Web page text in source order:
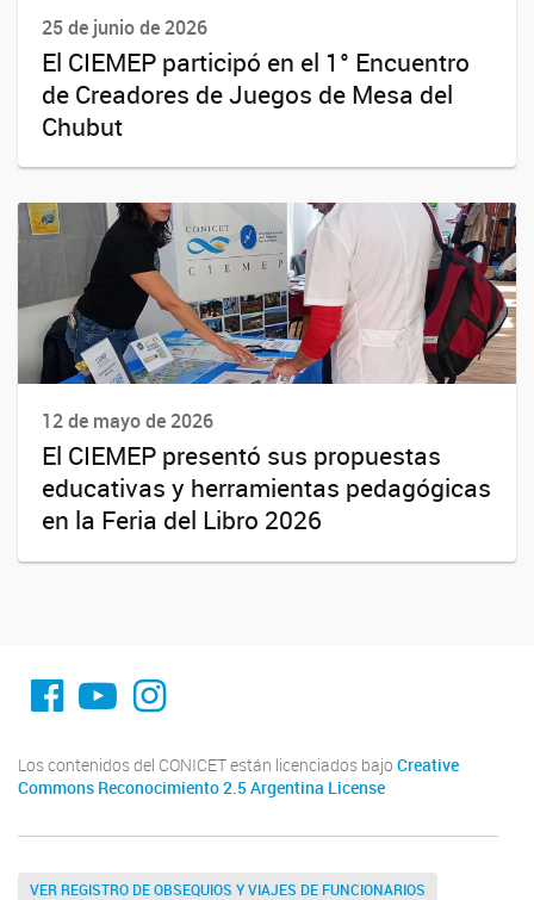
25 de junio de 2026
El CIEMEP participó en el 1° Encuentro
de Creadores de Juegos de Mesa del
Chubut
12 de mayo de 2026
El CIEMEP presentó sus propuestas
educativas y herramientas pedagógicas
en la Feria del Libro 2026
fa-facebook
YouTube
Instagram
Los contenidos del CONICET están licenciados bajo Creative
Commons Reconocimiento 2.5 Argentina License
VER REGISTRO DE OBSEQUIOS Y VIAJES DE FUNCIONARIOS